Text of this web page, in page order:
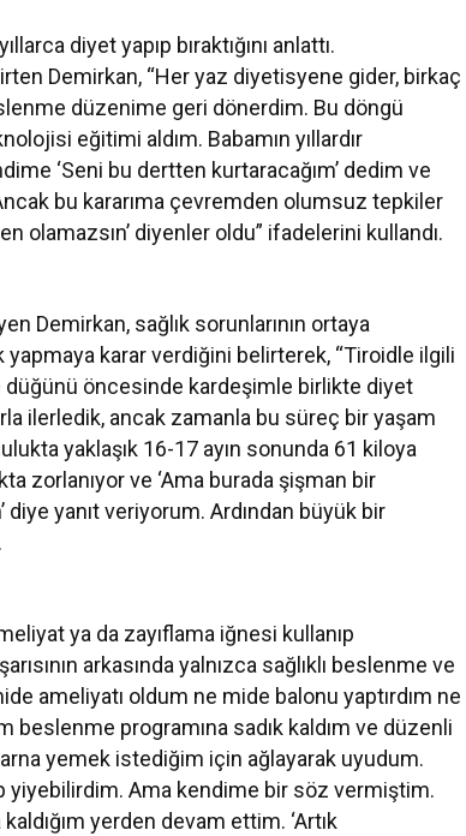
diyet yapıp bıraktığını anlattı.
Demirkan, “Her yaz diyetisyene gider, birkaç
düzenime geri dönerdim. Bu döngü
eğitimi aldım. Babamın yıllardır
‘Seni bu dertten kurtaracağım’ dedim ve
bu kararıma çevremden olumsuz tepkiler
olamazsın’ diyenler oldu” ifadelerini kullandı.
Demirkan, sağlık sorunlarının ortaya
yapmaya karar verdiğini belirterek, “Tiroidle ilgili
düğünü öncesinde kardeşimle birlikte diyet
ilerledik, ancak zamanla bu süreç bir yaşam
yaklaşık 16-17 ayın sonunda 61 kiloya
zorlanıyor ve ‘Ama burada şişman bir
diye yanıt veriyorum. Ardından büyük bir
ya da zayıflama iğnesi kullanıp
arkasında yalnızca sağlıklı beslenme ve
ameliyatı oldum ne mide balonu yaptırdım ne
beslenme programına sadık kaldım ve düzenli
yemek istediğim için ağlayarak uyudum.
yiyebilirdim. Ama kendime bir söz vermiştim.
yerden devam ettim. ‘Artık